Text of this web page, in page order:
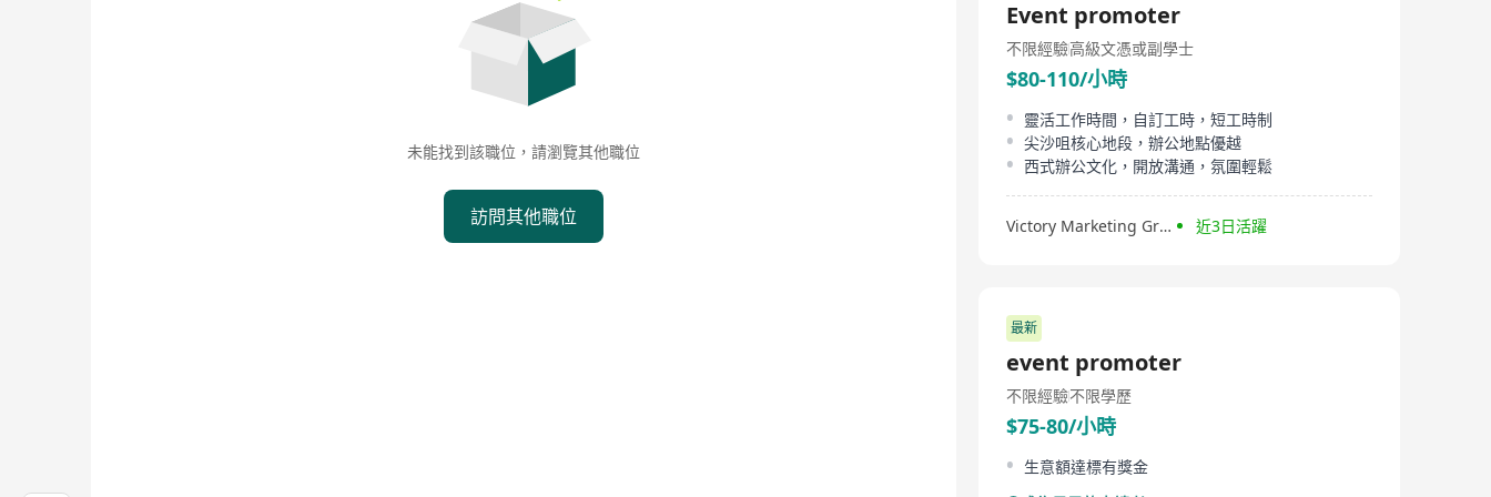
未能找到該職位，請瀏覽其他職位
訪問其他職位
Event promoter
不限經驗高級文憑或副學士
$80-110/小時
靈活工作時間，自訂工時，短工時制
尖沙咀核心地段，辦公地點優越
西式辦公文化，開放溝通，氛圍輕鬆
Victory Marketing Group 近3日活躍
最新
event promoter
不限經驗不限學歷
$75-80/小時
生意額達標有獎金